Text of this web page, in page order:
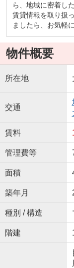
ら、地域に密着し
賃貸情報を取り扱
ましたら、お気軽
物件概要
所在地
交通
賃料
管理費等
面積
築年月
種別 / 構造
階建